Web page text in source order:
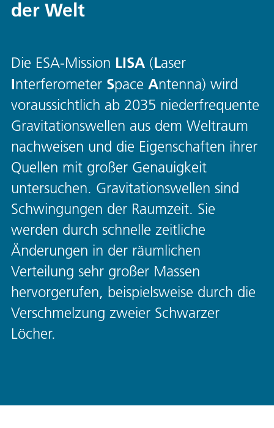
der Welt
Die ESA-Mission LISA (Laser
Interferometer Space Antenna) wird
voraussichtlich ab 2035 niederfrequente
Gravitationswellen aus dem Weltraum
nachweisen und die Eigenschaften ihrer
Quellen mit großer Genauigkeit
untersuchen. Gravitationswellen sind
Schwingungen der Raumzeit. Sie
werden durch schnelle zeitliche
Änderungen in der räumlichen
Verteilung sehr großer Massen
hervorgerufen, beispielsweise durch die
Verschmelzung zweier Schwarzer
Löcher.